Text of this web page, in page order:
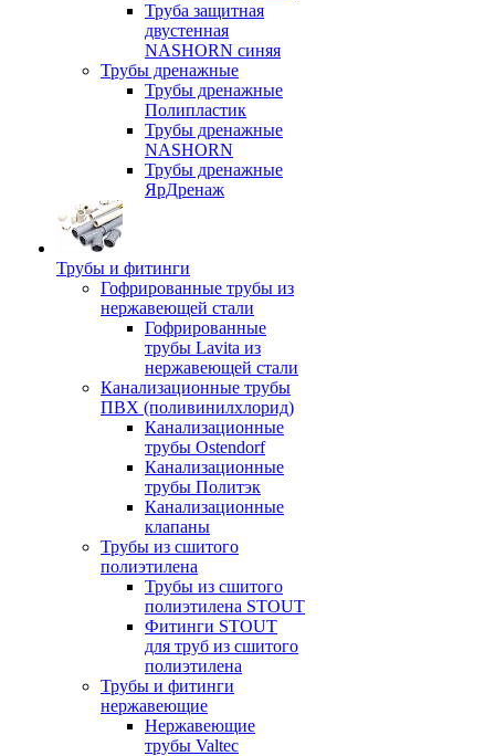
Труба защитная
двустенная
NASHORN синяя
Трубы дренажные
Трубы дренажные
Полипластик
Трубы дренажные
NASHORN
Трубы дренажные
ЯрДренаж
Трубы и фитинги
Гофрированные трубы из
нержавеющей стали
Гофрированные
трубы Lavita из
нержавеющей стали
Канализационные трубы
ПВХ (поливинилхлорид)
Канализационные
трубы Ostendorf
Канализационные
трубы Политэк
Канализационные
клапаны
Трубы из сшитого
полиэтилена
Трубы из сшитого
полиэтилена STOUT
Фитинги STOUT
для труб из сшитого
полиэтилена
Трубы и фитинги
нержавеющие
Нержавеющие
трубы Valtec